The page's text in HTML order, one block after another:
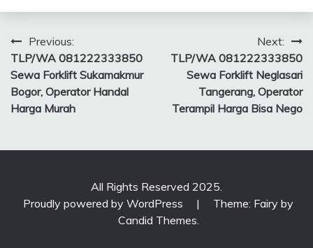
Post
navigation
Previous:
TLP/WA 081222333850
Sewa Forklift Sukamakmur
Bogor, Operator Handal
Harga Murah
Next:
TLP/WA 081222333850
Sewa Forklift Neglasari
Tangerang, Operator
Terampil Harga Bisa Nego
All Rights Reserved 2025.
Proudly powered by WordPress
|
Theme: Fairy by
Candid Themes.